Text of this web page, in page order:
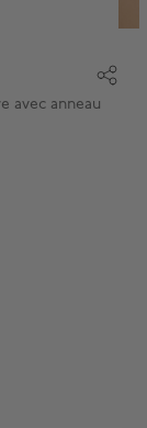
avec anneau